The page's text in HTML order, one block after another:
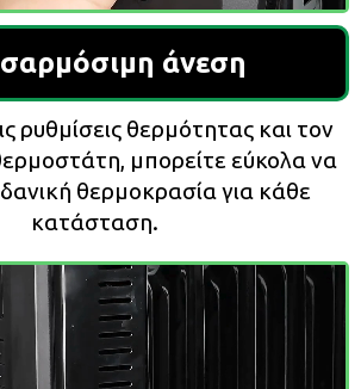
άνεση
ρυθμίσεις θερμότητας και τον
μπορείτε εύκολα να
θερμοκρασία για κάθε
κατάσταση.